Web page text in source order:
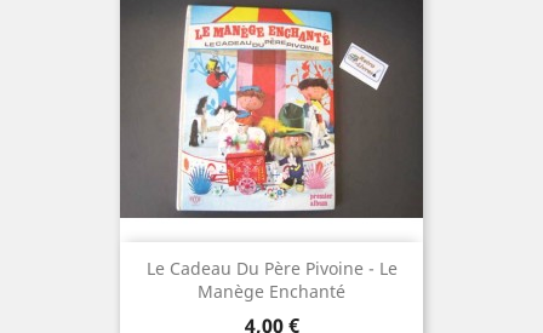
Le Cadeau Du Père Pivoine - Le
Manège Enchanté
Prix
4,00 €